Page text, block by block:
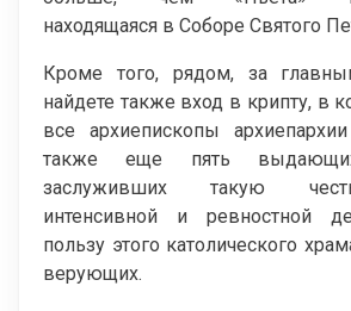
находящаяся в Соборе Святого
Кроме того, рядом, за
найдете также вход в крипту, в
все архиепископы
также еще пять
заслуживших такую
интенсивной и ревностной
пользу этого католического
верующих.